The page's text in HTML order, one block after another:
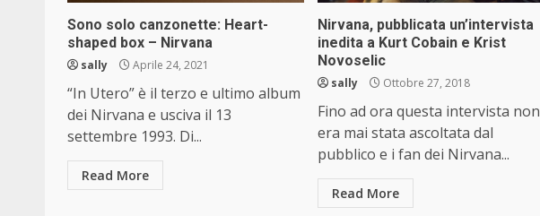
Sono solo canzonette: Heart-
shaped box – Nirvana
sally Aprile 24, 2021
“In Utero” è il terzo e ultimo album
dei Nirvana e usciva il 13
settembre 1993. Di...
Read More
Nirvana, pubblicata un’intervista
inedita a Kurt Cobain e Krist
Novoselic
sally Ottobre 27, 2018
Fino ad ora questa intervista non
era mai stata ascoltata dal
pubblico e i fan dei Nirvana...
Read More